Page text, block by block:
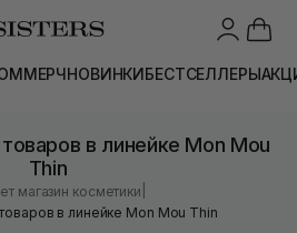
МЕРЧНОВИНКИБЕСТСЕЛЛЕРЫ
в линейке Mon Mou
Thin
магазин косметики
в линейке Mon Mou Thin